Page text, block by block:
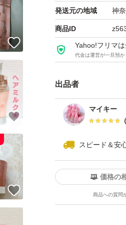
発送元の地域 神
商品ID
Yahoo!フリマ
代金は運営が一旦預
出品者
マイキー
スピード＆安
価格の
商品への質問